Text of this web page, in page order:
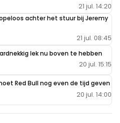
21 jul. 14:20
achter het stuur bij Jeremy
21 jul. 08:45
lek nu boven te hebben
20 jul. 15:15
Red Bull nog even de tijd geven
20 jul. 14:00